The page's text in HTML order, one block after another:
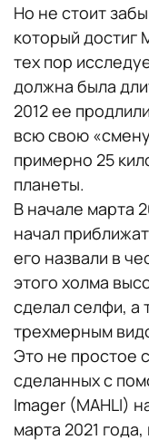
Но не стоит
который достиг
тех пор
должна была
2012 ее
всю свою
примерно 25
планеты.
В начале марта
начал
его назвали в
этого холма
сделал селфи, а
трехмерным
Это не простое
сделанных с
Imager (MAHLI)
марта 2021